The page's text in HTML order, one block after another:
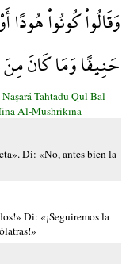
وَقَالُواْ كُونُواْ
حَنِيفًا وَمَا كَانَ
Tahtadū Qul Bal
Al-Mushrikīna
Di: «No, antes bien la
Di: «¡Seguiremos la